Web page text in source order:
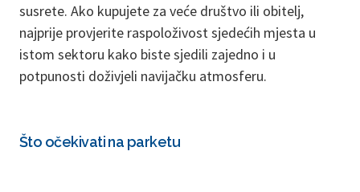
susrete. Ako kupujete za veće društvo ili obitelj,
najprije provjerite raspoloživost sjedećih mjesta u
istom sektoru kako biste sjedili zajedno i u
potpunosti doživjeli navijačku atmosferu.
Što očekivati na parketu